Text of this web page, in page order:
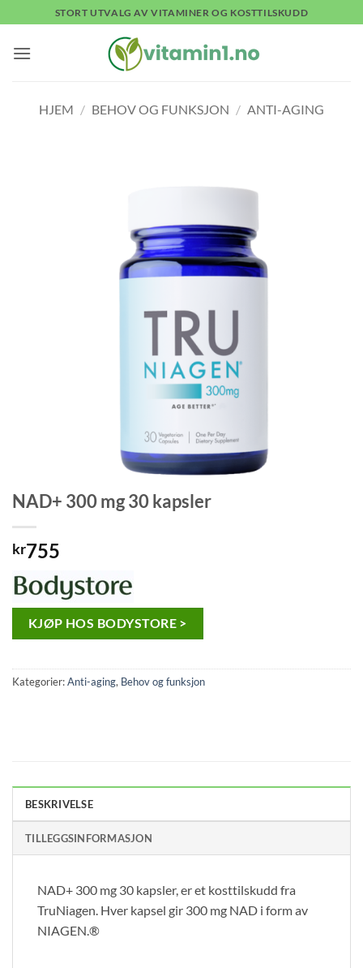
to
content
STORT UTVALG AV VITAMINER OG KOSTTILSKUDD
HJEM / BEHOV OG FUNKSJON / ANTI-AGING
NAD+ 300 mg 30 kapsler
kr755
KJØP HOS BODYSTORE >
Kategorier:Anti-aging, Behov og funksjon
BESKRIVELSE
TILLEGGSINFORMASJON
NAD+ 300 mg 30 kapsler, er et kosttilskudd fra
TruNiagen. Hver kapsel gir 300 mg NAD i form av
NIAGEN.®